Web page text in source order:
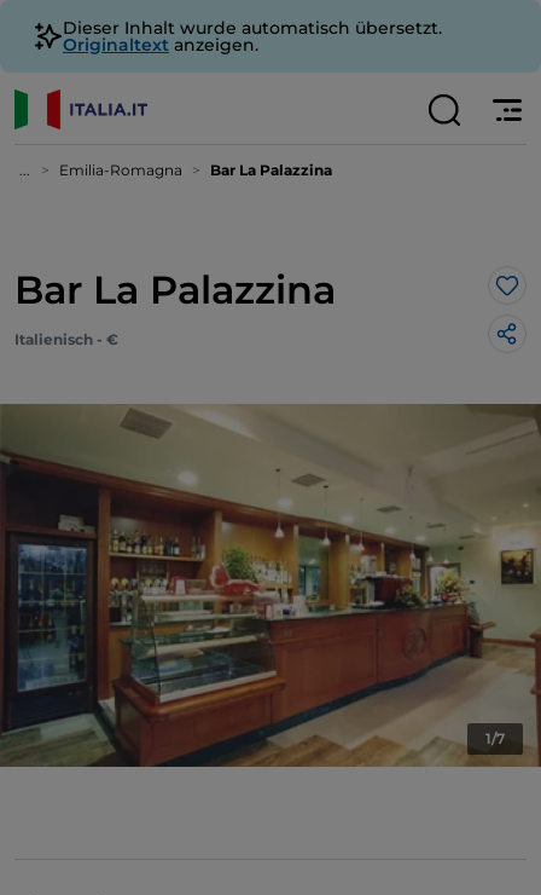
Dieser Inhalt wurde automatisch übersetzt.
Originaltext anzeigen.
... Emilia-Romagna Bar La Palazzina
Bar La Palazzina
Italienisch - €
1/7